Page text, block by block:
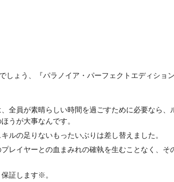
ょう、『パラノイア・パーフェクトエディショ
員が素晴らしい時間を過ごすために必要なら、
うが大事なんです。
ルの足りないもったいぶりは差し替えました。
レイヤーとの血まみれの確執を生むことなく、
証します※。